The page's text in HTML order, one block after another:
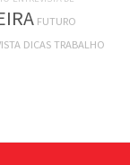
FUTURO
DICAS TRABALHO